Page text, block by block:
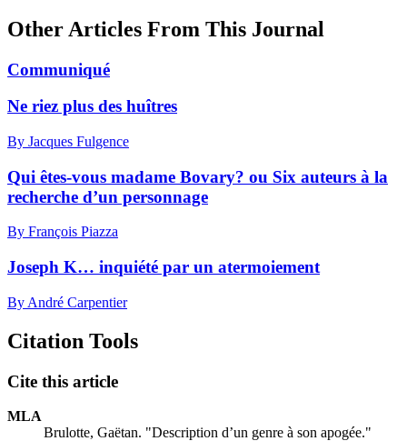
Other Articles From This Journal
Communiqué
Ne riez plus des huîtres
By Jacques Fulgence
Qui êtes-vous madame Bovary? ou Six auteurs à la
recherche d’un personnage
By François Piazza
Joseph K… inquiété par un atermoiement
By André Carpentier
Citation Tools
Cite this article
MLA
Brulotte, Gaëtan. "Description d’un genre à son apogée."